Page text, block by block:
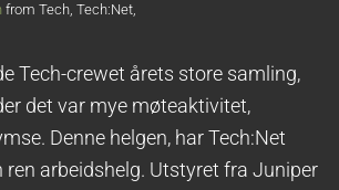
from Tech, Tech:Net,
Tech-crewet årets store samling,
det var mye møteaktivitet,
Denne helgen, har Tech:Net
ren arbeidshelg. Utstyret fra Juniper